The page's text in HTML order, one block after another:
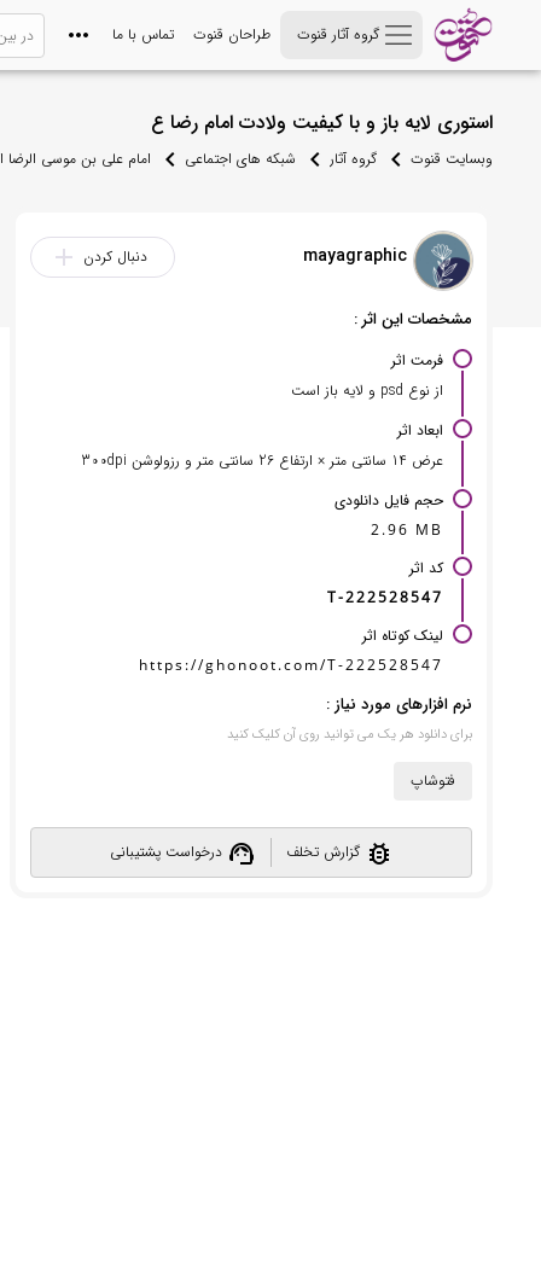
گروه آثار قنوت طراحان قنوت تماس با ما
استوری لایه باز و با کیفیت ولادت امام رضا ع
وبسایت قنوت گروه آثار شبکه های اجتماعی امام علی بن موسی
mayagraphic دنبال کردن add
مشخصات این اثر :
فرمت اثر
از نوع psd و لایه باز است
ابعاد اثر
عرض 14 سانتی متر × ارتفاع 26 سانتی متر و رزولوشن 300dpi
حجم فایل دانلودی
2.96 MB
کد اثر
T-222528547
لینک کوتاه اثر
https://ghonoot.com/T-222528547
نرم افزارهای مورد نیاز :
برای دانلود هر یک می توانید روی آن کلیک کنید
فتوشاپ
bug_report گزارش تخلف support_agent درخواست پشتیبانی